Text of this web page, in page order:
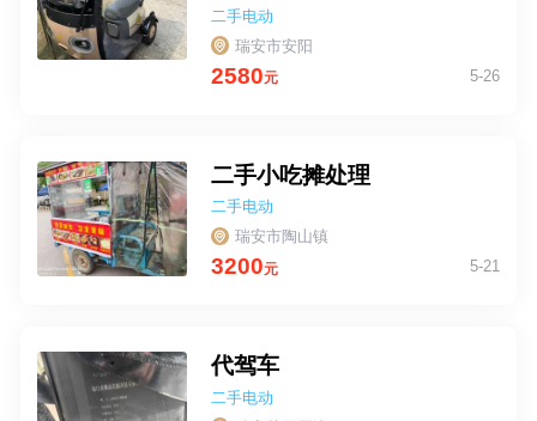
二手电动
车 瑞安市安阳
2580元 5-26
二手小吃摊处理
二手电动
车 瑞安市陶山镇
3200元 5-21
代驾车
二手电动